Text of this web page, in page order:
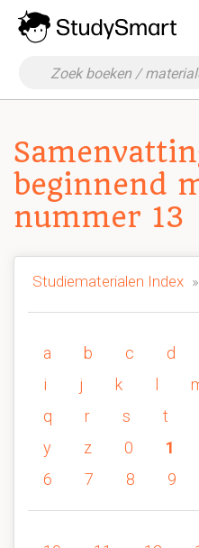
beginnend
nummer 13
Studiematerialen Index »
a b c d
i
j k
q
r s t
y
z 0 1
6
7 8 9